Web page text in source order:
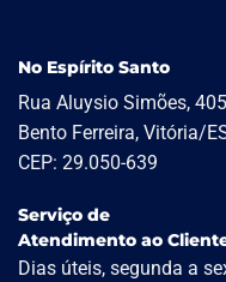
No Espírito Santo
Rua Aluysio Simões, 405
Bento Ferreira, Vitória/
CEP: 29.050-639
Serviço de
Atendimento ao
Dias úteis, segunda a